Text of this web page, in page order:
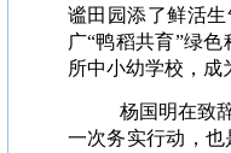
谧田园添了鲜活
广“鸭稻共育”绿
所中小幼学校，成
杨国明在致
一次务实行动，